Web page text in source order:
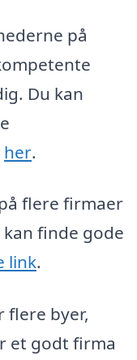
på
Du kan
her.
flere firmaer
finde gode
link.
flere byer,
et godt firma